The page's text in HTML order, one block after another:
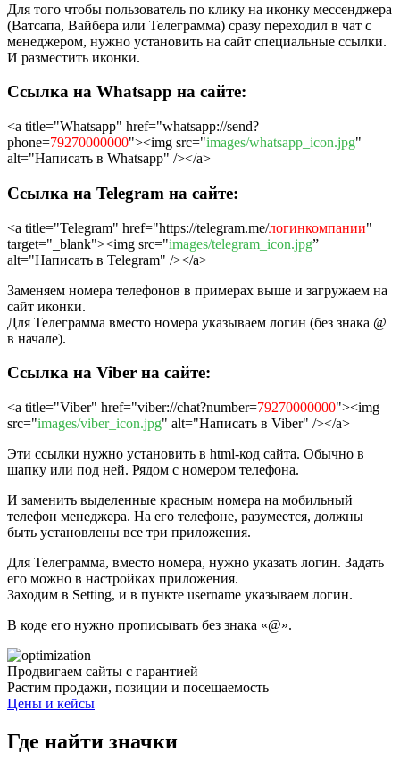
Для того чтобы пользователь по клику на иконку мессенджера
(Ватсапа, Вайбера или Телеграмма) сразу переходил в чат с
менеджером, нужно установить на сайт специальные ссылки.
И разместить иконки.
Ссылка на Whatsapp на сайте:
<a title="Whatsapp" href="whatsapp://send?
phone=79270000000"><img src="images/whatsapp_icon.jpg"
alt="Написать в Whatsapp" /></a>
Ссылка на Telegram на сайте:
<a title="Telegram" href="https://telegram.me/логинкомпании"
target="_blank"><img src="images/telegram_icon.jpg”
alt="Написать в Telegram" /></a>
Заменяем номера телефонов в примерах выше и загружаем на
сайт иконки.
Для Телеграмма вместо номера указываем логин (без знака @
в начале).
Ссылка на Viber на сайте:
<a title="Viber" href="viber://chat?number=79270000000"><img
src="images/viber_icon.jpg" alt="Написать в Viber" /></a>
Эти ссылки нужно установить в html-код сайта. Обычно в
шапку или под ней. Рядом с номером телефона.
И заменить выделенные красным номера на мобильный
телефон менеджера. На его телефоне, разумеется, должны
быть установлены все три приложения.
Для Телеграмма, вместо номера, нужно указать логин. Задать
его можно в настройках приложения.
Заходим в Setting, и в пункте username указываем логин.
В коде его нужно прописывать без знака «@».
Продвигаем сайты с гарантией
Растим продажи, позиции и посещаемость
Цены и кейсы
Где найти значки